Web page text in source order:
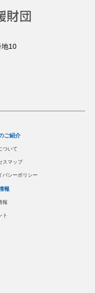
地10
ご紹介
ついて
スマップ
バシーポリシー
報
報
ト